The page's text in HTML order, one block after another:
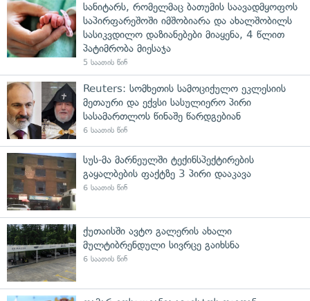
სანიტარს, რომელმაც ბათუმის საავადმყოფოს
საპირფარეშოში იმშობიარა და ახალშობილს
სასიკვდილო დაზიანებები მიაყენა, 4 წლით
პატიმრობა მიესაჯა
5 საათის წინ
Reuters: სომხეთის სამოციქულო ეკლესიის
მეთაური და ექვსი სასულიერო პირი
სასამართლოს წინაშე წარდგებიან
6 საათის წინ
სუს-მა მარნეულში ტექინსპექტირების
გაყალბების ფაქტზე 3 პირი დააკავა
6 საათის წინ
ქუთაისში ავტო გალერის ახალი
მულტიბრენდული სივრცე გაიხსნა
6 საათის წინ